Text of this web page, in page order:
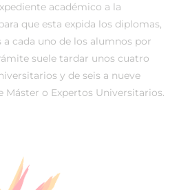
académico a la
que esta expida los diplomas,
a cada uno de los alumnos por
suele tardar unos cuatro
y de seis a nueve
Máster o Expertos Universitarios.